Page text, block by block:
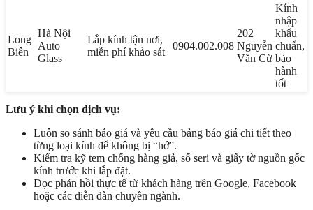
Long
Biên
Hà Nội
Auto
Glass
Lắp kính tận nơi,
miễn phí khảo sát
0904.002.008
202
Nguyễn
Văn Cừ
Kính
nhập
khẩu
chuẩn,
bảo
hành
tốt
Lưu ý khi chọn dịch vụ:
Luôn so sánh báo giá và yêu cầu bảng báo giá chi tiết theo
từng loại kính để không bị “hớ”.
Kiểm tra kỹ tem chống hàng giả, số seri và giấy tờ nguồn gốc
kính trước khi lắp đặt.
Đọc phản hồi thực tế từ khách hàng trên Google, Facebook
hoặc các diễn đàn chuyên ngành.